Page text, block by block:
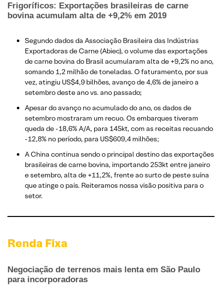
Frigoríficos: Exportações brasileiras de carne
bovina acumulam alta de +9,2% em 2019
Segundo dados da Associação Brasileira das Indústrias
Exportadoras de Carne (Abiec), o volume das exportações
de carne bovina do Brasil acumularam alta de +9,2% no ano,
somando 1,2 milhão de toneladas. O faturamento, por sua
vez, atingiu US$4,9 bilhões, avanço de 4,6% de janeiro a
setembro deste ano vs. ano passado;
Apesar do avanço no acumulado do ano, os dados de
setembro mostraram um recuo. Os embarques tiveram
queda de -18,6% A/A, para 145kt, com as receitas recuando
-12,8% no período, para US$609,4 milhões;
A China continua sendo o principal destino das exportações
brasileiras de carne bovina, importando 253kt entre janeiro
e setembro, alta de +11,2%, frente ao surto de peste suína
que atinge o país. Reiteramos nossa visão positiva para o
setor.
Renda Fixa
Negociação de terrenos mais lenta em São Paulo
para incorporadoras